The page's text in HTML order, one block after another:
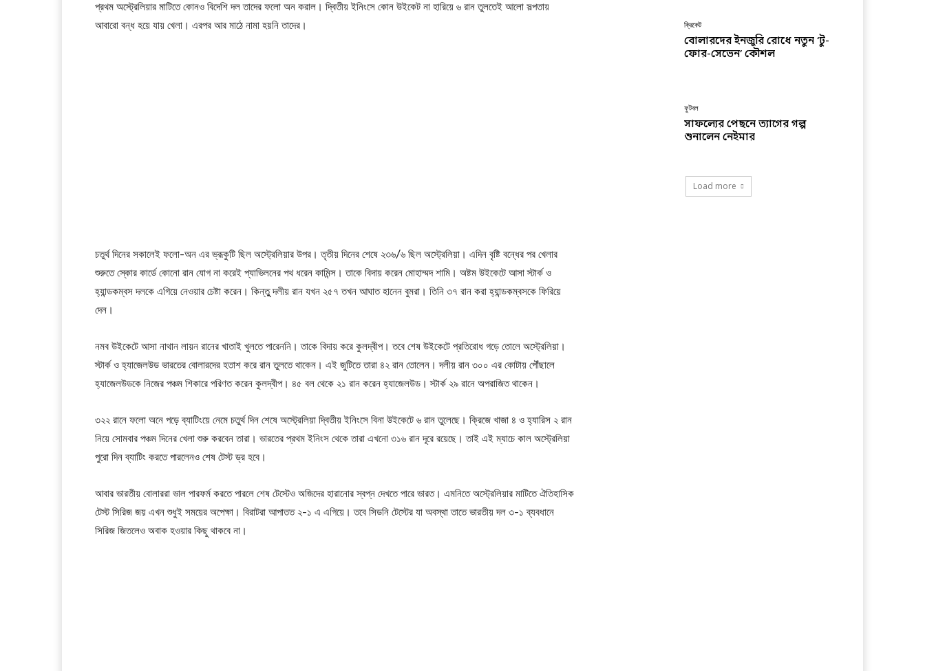
প্রথম অস্ট্রেলিয়ার মাটিতে কোনও বিদেশি দল তাদের ফলো অন করাল। দ্বিতীয় ইনিংসে কোন উইকেট না হারিয়ে ৬ রান তুলতেই আলো সল্পতায়
আবারো বন্ধ হয়ে যায় খেলা। এরপর আর মাঠে নামা হয়নি তাদের।
চতুর্থ দিনের সকালেই ফলো-অন এর ভ্রূকুটি ছিল অস্ট্রেলিয়ার উপর। তৃতীয় দিনের শেষে ২৩৬/৬ ছিল অস্ট্রেলিয়া। এদিন বৃষ্টি বন্ধের পর খেলার
শুরুতে স্কোর কার্ডে কোনো রান যোগ না করেই প্যাভিলনের পথ ধরেন কামিন্স। তাকে বিদায় করেন মোহাম্মদ শামি। অষ্টম উইকেটে আসা স্টার্ক ও
হ্যান্ডকম্বস দলকে এগিয়ে নেওয়ার চেষ্টা করেন। কিন্তুু দলীয় রান যখন ২৫৭ তখন আঘাত হানেন বুমরা। তিনি ৩৭ রান করা হ্যান্ডকম্বসকে ফিরিয়ে
দেন।
নমব উইকেটে আসা নাথান লায়ন রানের খাতাই খুলতে পারেননি। তাকে বিদায় করে কুলদ্বীপ। তবে শেষ উইকেটে প্রতিরোধ গড়ে তোলে অস্ট্রেলিয়া।
স্টার্ক ও হ্যাজেলউড ভারতের বোলারদের হতাশ করে রান তুলতে থাকেন। এই জুটিতে তারা ৪২ রান তোলেন। দলীয় রান ৩০০ এর কোটায় পৌঁছালে
হ্যাজেলউডকে নিজের পঞ্চম শিকারে পরিণত করেন কুলদ্বীপ। ৪৫ বল থেকে ২১ রান করেন হ্যাজেলউড। স্টার্ক ২৯ রানে অপরাজিত থাকেন।
৩২২ রানে ফলো অনে পড়ে ব্যাটিংয়ে নেমে চতুর্থ দিন শেষে অস্ট্রেলিয়া দ্বিতীয় ইনিংসে বিনা উইকেটে ৬ রান তুলেছে। ক্রিজে খাজা ৪ ও হ্যারিস ২ রান
নিয়ে সোমবার পঞ্চম দিনের খেলা শুরু করবেন তারা। ভারতের প্রথম ইনিংস থেকে তারা এখনো ৩১৬ রান দূরে রয়েছে। তাই এই ম্যাচে কাল অস্ট্রেলিয়া
পুরো দিন ব্যাটিং করতে পারলেনও শেষ টেস্ট ড্র হবে।
আবার ভারতীয় বোলাররা ভাল পারফর্ম করতে পারলে শেষ টেস্টেও অজিদের হারানোর স্বপ্ন দেখতে পারে ভারত। এমনিতে অস্ট্রেলিয়ার মাটিতে ঐতিহাসিক
টেস্ট সিরিজ জয় এখন শুধুই সময়ের অপেক্ষা। বিরাটরা আপাতত ২-১ এ এগিয়ে। তবে সিডনি টেস্টের যা অবস্থা তাতে ভারতীয় দল ৩-১ ব্যবধানে
সিরিজ জিতলেও অবাক হওয়ার কিছু থাকবে না।
ক্রিকেট
বোলারদের ইনজুরি রোধে নতুন ‘টু-
ফোর-সেভেন’ কৌশল
ফুটবল
সাফল্যের পেছনে ত্যাগের গল্প
শুনালেন নেইমার
Load more